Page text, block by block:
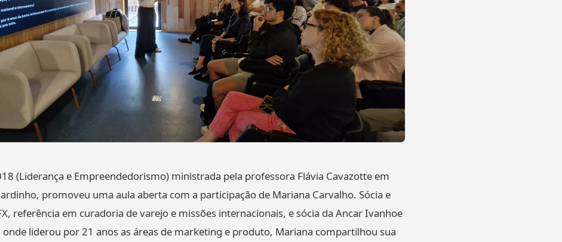
(Liderança e Empreendedorismo) ministrada pela professora Flávia Cavazotte em
promoveu uma aula aberta com a participação de Mariana Carvalho. Sócia e
referência em curadoria de varejo e missões internacionais, e sócia da Ancar Ivanhoe
liderou por 21 anos as áreas de marketing e produto, Mariana compartilhou sua